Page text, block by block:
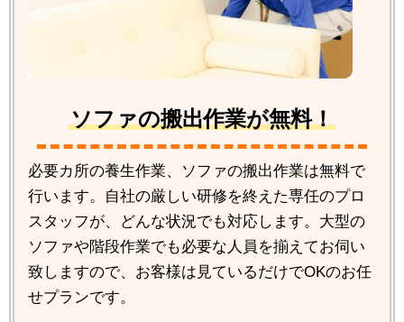
ソファの搬出作業が無料！
必要カ所の養生作業、ソファの搬出作業は無料で
行います。自社の厳しい研修を終えた専任のプロ
スタッフが、どんな状況でも対応します。大型の
ソファや階段作業でも必要な人員を揃えてお伺い
致しますので、お客様は見ているだけでOKのお任
せプランです。